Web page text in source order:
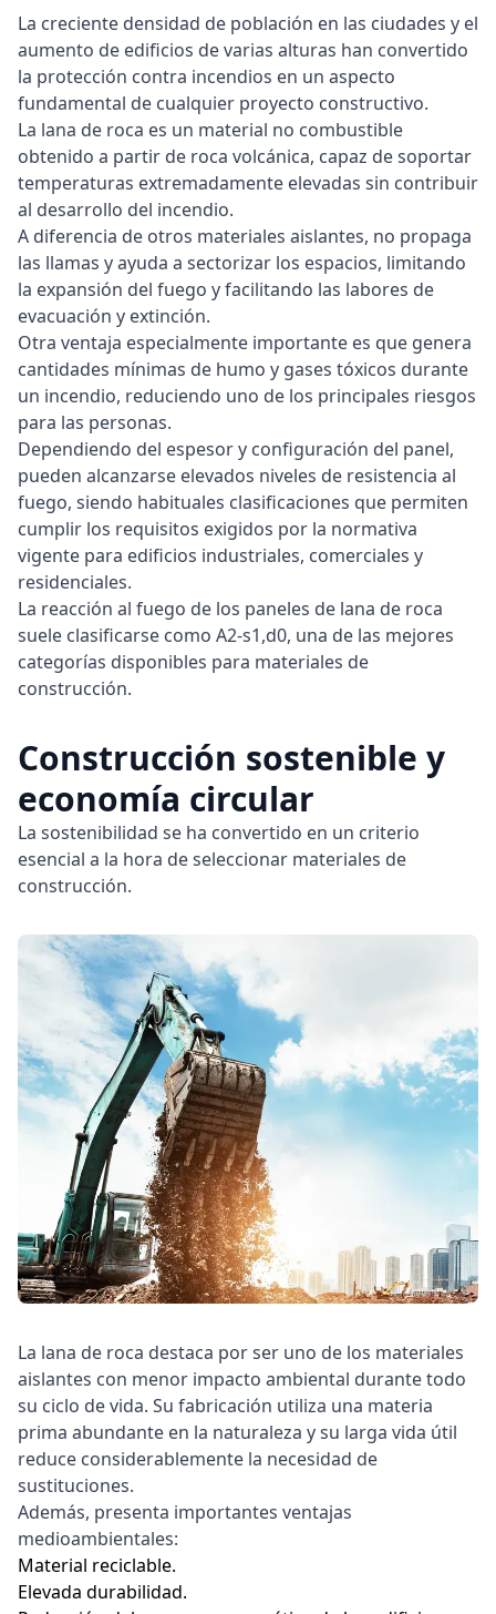
La creciente densidad de población en las ciudades y el
aumento de edificios de varias alturas han convertido
la protección contra incendios en un aspecto
fundamental de cualquier proyecto constructivo.
La lana de roca es un material no combustible
obtenido a partir de roca volcánica, capaz de soportar
temperaturas extremadamente elevadas sin contribuir
al desarrollo del incendio.
A diferencia de otros materiales aislantes, no propaga
las llamas y ayuda a sectorizar los espacios, limitando
la expansión del fuego y facilitando las labores de
evacuación y extinción.
Otra ventaja especialmente importante es que genera
cantidades mínimas de humo y gases tóxicos durante
un incendio, reduciendo uno de los principales riesgos
para las personas.
Dependiendo del espesor y configuración del panel,
pueden alcanzarse elevados niveles de resistencia al
fuego, siendo habituales clasificaciones que permiten
cumplir los requisitos exigidos por la normativa
vigente para edificios industriales, comerciales y
residenciales.
La reacción al fuego de los paneles de lana de roca
suele clasificarse como A2-s1,d0, una de las mejores
categorías disponibles para materiales de
construcción.
Construcción sostenible y
economía circular
La sostenibilidad se ha convertido en un criterio
esencial a la hora de seleccionar materiales de
construcción.
La lana de roca destaca por ser uno de los materiales
aislantes con menor impacto ambiental durante todo
su ciclo de vida. Su fabricación utiliza una materia
prima abundante en la naturaleza y su larga vida útil
reduce considerablemente la necesidad de
sustituciones.
Además, presenta importantes ventajas
medioambientales:
Material reciclable.
Elevada durabilidad.